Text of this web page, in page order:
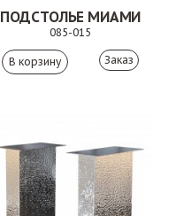
ПОДСТОЛЬЕ МИАМИ
085-015
Заказ